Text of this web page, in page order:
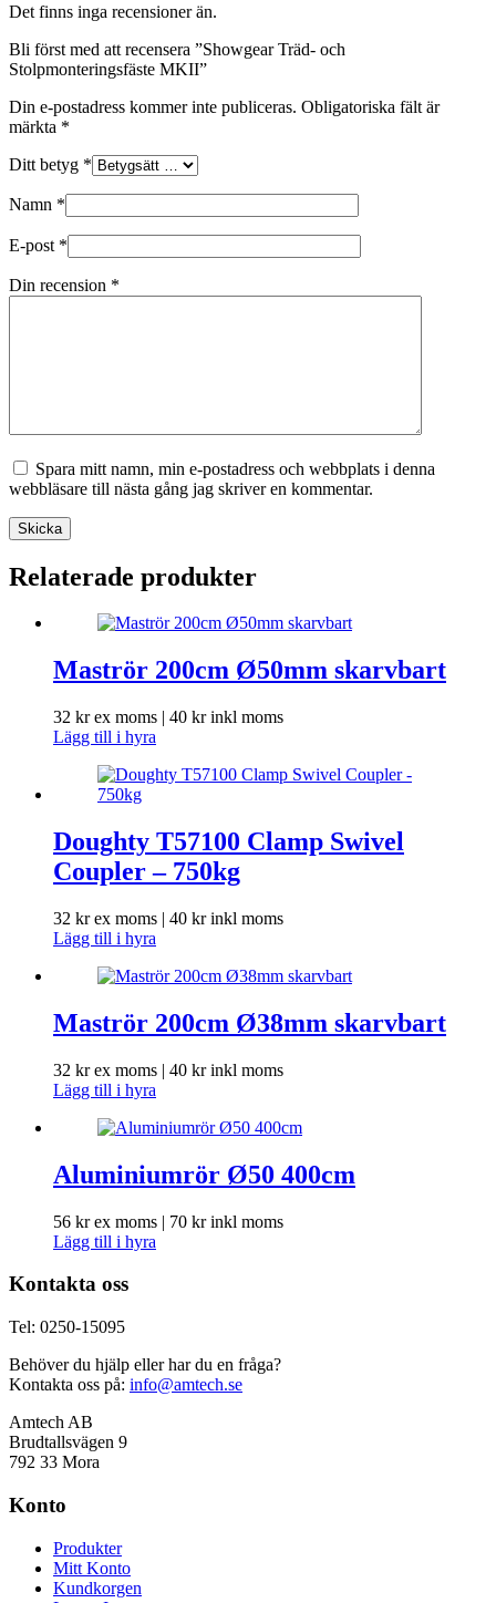
Det finns inga recensioner än.
Bli först med att recensera ”Showgear Träd- och
Stolpmonteringsfäste MKII”
Din e-postadress kommer inte publiceras. Obligatoriska fält är
märkta *
Ditt betyg *
Namn *
E-post *
Din recension *
Spara mitt namn, min e-postadress och webbplats i denna
webbläsare till nästa gång jag skriver en kommentar.
Skicka
Relaterade produkter
Maströr 200cm Ø50mm skarvbart
32 krex moms | 40 krinkl moms
Lägg till i hyra
Doughty T57100 Clamp Swivel
Coupler – 750kg
32 krex moms | 40 krinkl moms
Lägg till i hyra
Maströr 200cm Ø38mm skarvbart
32 krex moms | 40 krinkl moms
Lägg till i hyra
Aluminiumrör Ø50 400cm
56 krex moms | 70 krinkl moms
Lägg till i hyra
Kontakta oss
Tel: 0250-15095
Behöver du hjälp eller har du en fråga?
Kontakta oss på: info@amtech.se
Amtech AB
Brudtallsvägen 9
792 33 Mora
Konto
Produkter
Mitt Konto
Kundkorgen